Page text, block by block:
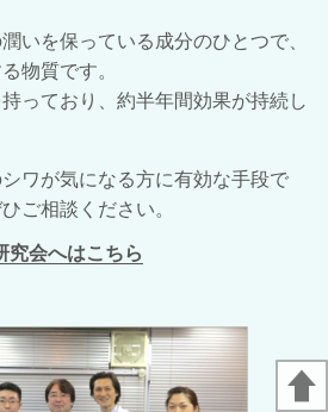
いを保っている成分のひとつで、
物質です。
っており、約半年間効果が持続し
ワが気になる方に有効な手段で
ご相談ください。
究会へはこちら